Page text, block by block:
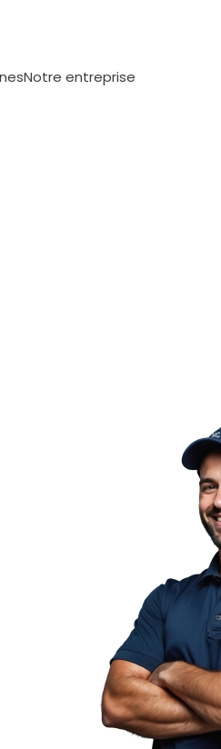
Notre entreprise